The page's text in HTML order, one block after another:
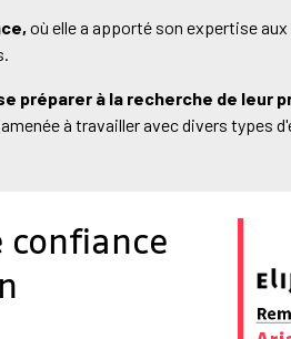
où elle a apporté son expertise
préparer à la recherche de leur
à travailler avec divers types